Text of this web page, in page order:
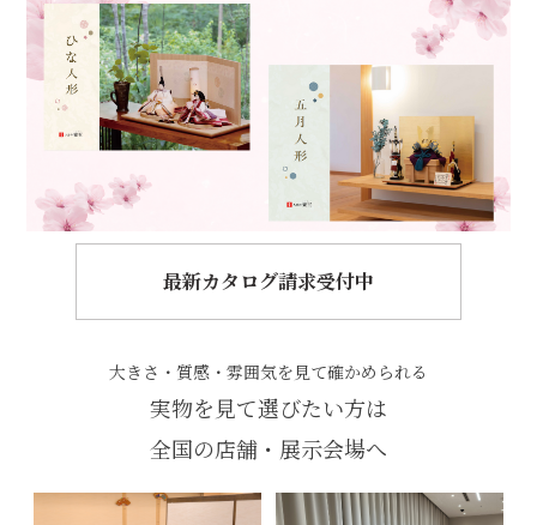
最新カタログ請求受付中
大きさ・質感・雰囲気を見て確かめられる
実物を見て選びたい方は
全国の店舗・展示会場へ